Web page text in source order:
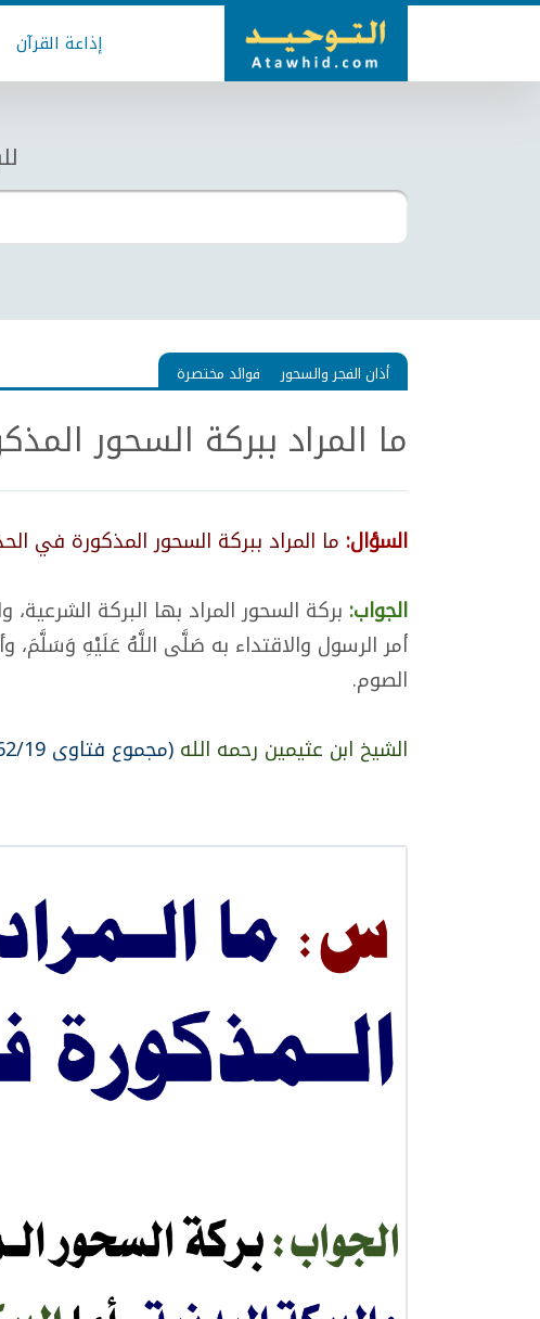
إذاعة القرآن
أذان الفجر والسحور فوائد مختصرة
ما المراد ببركة السحور
السؤال: ما المراد ببركة السحور المذكورة في
الجواب: بركة السحور المراد بها البركة الشرعية،
أمر الرسول والاقتداء به صَلَّى اللَّهُ عَلَيْهِ وَسَلَّمَ،
الصوم.
الشيخ ابن عثيمين رحمه الله (مجموع فتاوى 362/19)